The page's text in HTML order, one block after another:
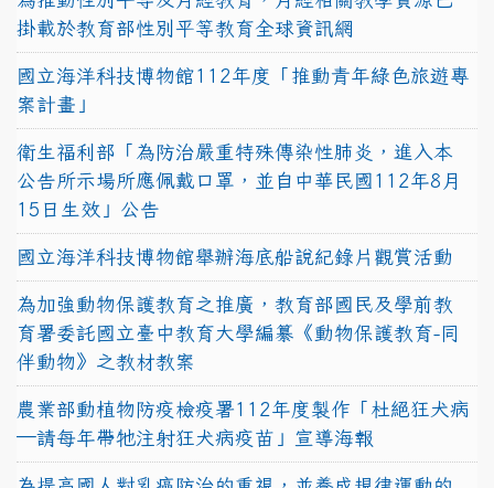
掛載於教育部性別平等教育全球資訊網
國立海洋科技博物館112年度「推動青年綠色旅遊專
案計畫」
衛生福利部「為防治嚴重特殊傳染性肺炎，進入本
公告所示場所應佩戴口罩，並自中華民國112年8月
15日生效」公告
國立海洋科技博物館舉辦海底船說紀錄片觀賞活動
為加強動物保護教育之推廣，教育部國民及學前教
育署委託國立臺中教育大學編纂《動物保護教育-同
伴動物》之教材教案
農業部動植物防疫檢疫署112年度製作「杜絕狂犬病
—請每年帶牠注射狂犬病疫苗」宣導海報